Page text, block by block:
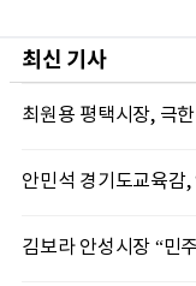
최신 기사